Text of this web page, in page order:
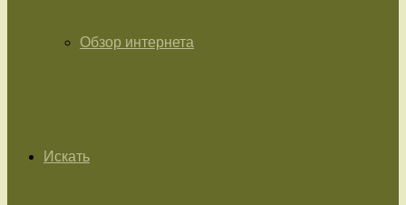
Обзор интернета
Искать